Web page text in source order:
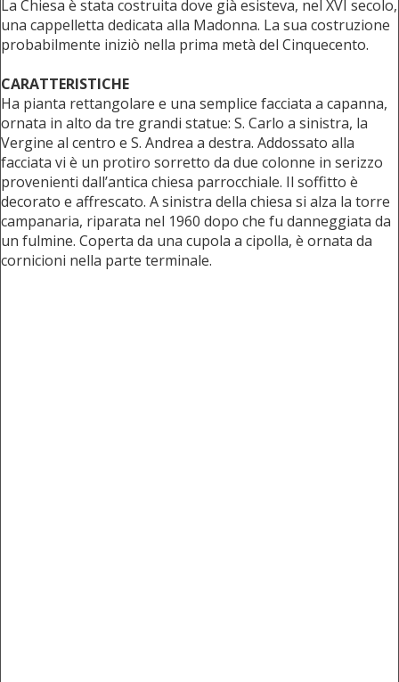
La Chiesa è stata costruita dove già esisteva, nel XVI secolo,
una cappelletta dedicata alla Madonna. La sua costruzione
probabilmente iniziò nella prima metà del Cinquecento.
CARATTERISTICHE
Ha pianta rettangolare e una semplice facciata a capanna,
ornata in alto da tre grandi statue: S. Carlo a sinistra, la
Vergine al centro e S. Andrea a destra. Addossato alla
facciata vi è un protiro sorretto da due colonne in serizzo
provenienti dall’antica chiesa parrocchiale. Il soffitto è
decorato e affrescato. A sinistra della chiesa si alza la torre
campanaria, riparata nel 1960 dopo che fu danneggiata da
un fulmine. Coperta da una cupola a cipolla, è ornata da
cornicioni nella parte terminale.